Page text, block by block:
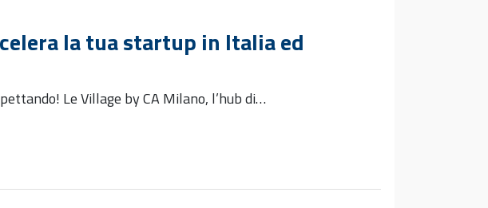
la tua startup in Italia ed
Le Village by CA Milano, l’hub di…